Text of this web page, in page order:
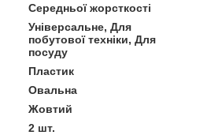
Середньої жорсткості
Універсальне, Для
побутової техніки, Для
посуду
Пластик
Овальна
Жовтий
2 шт.